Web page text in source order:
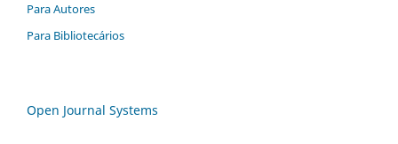
Para Autores
Para Bibliotecários
Open Journal Systems